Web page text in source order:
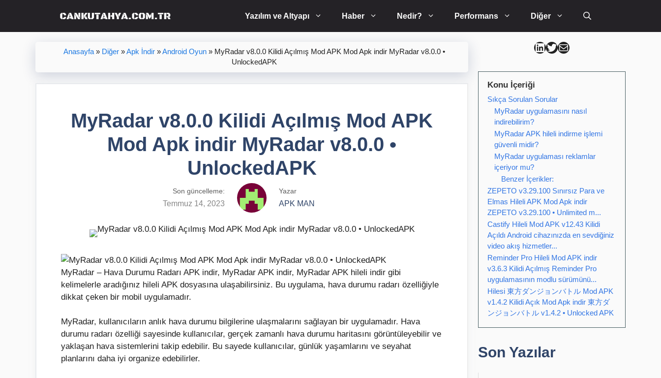
Yazılım ve Altyapı Haber Nedir? Performans Diğer
Anasayfa » Diğer »Apk İndir »Android Oyun » MyRadar v8.0.0 Kilidi Açılmış Mod APK Mod Apk indir MyRadar v8.0.0 •
UnlockedAPK
MyRadar v8.0.0 Kilidi Açılmış Mod APK
Mod Apk indir MyRadar v8.0.0 •
UnlockedAPK
Son güncelleme:
Temmuz 14, 2023
Yazar
APK MAN
MyRadar – Hava Durumu Radarı APK indir, MyRadar APK indir, MyRadar APK hileli indir gibi
kelimelerle aradığınız hileli APK dosyasına ulaşabilirsiniz. Bu uygulama, hava durumu radarı özelliğiyle
dikkat çeken bir mobil uygulamadır.
MyRadar, kullanıcıların anlık hava durumu bilgilerine ulaşmalarını sağlayan bir uygulamadır. Hava
durumu radarı özelliği sayesinde kullanıcılar, gerçek zamanlı hava durumu haritasını görüntüleyebilir ve
yaklaşan hava sistemlerini takip edebilir. Bu sayede kullanıcılar, günlük yaşamlarını ve seyahat
planlarını daha iyi organize edebilirler.
Can Kütahya Linkedin
Can Kütahya Twitter
Can Kütahya Mail
Konu İçeriği
Sıkça Sorulan Sorular
MyRadar uygulamasını nasıl
indirebilirim?
MyRadar APK hileli indirme işlemi
güvenli midir?
MyRadar uygulaması reklamlar
içeriyor mu?
Benzer İçerikler:
ZEPETO v3.29.100 Sınırsız Para ve
Elmas Hileli APK Mod Apk indir
ZEPETO v3.29.100 • Unlimited m...
Castify Hileli Mod APK v12.43 Kilidi
Açıldı Android cihazınızda en sevdiğiniz
video akış hizmetler...
Reminder Pro Hileli Mod APK indir
v3.6.3 Kilidi Açılmış Reminder Pro
uygulamasının modlu sürümünü...
Hilesi 東方ダンジョンバトル Mod APK
v1.4.2 Kilidi Açık Mod Apk indir 東方ダ
ンジョンバトル v1.4.2 • Unlocked APK
Son Yazılar